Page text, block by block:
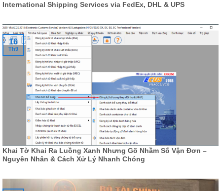
International Shipping Services via FedEx, DHL & UPS
Khai Tờ Khai Ra Luồng Xanh Nhưng Gõ Nhầm Số Vận Đơn –
Nguyên Nhân & Cách Xử Lý Nhanh Chóng
16
Th9